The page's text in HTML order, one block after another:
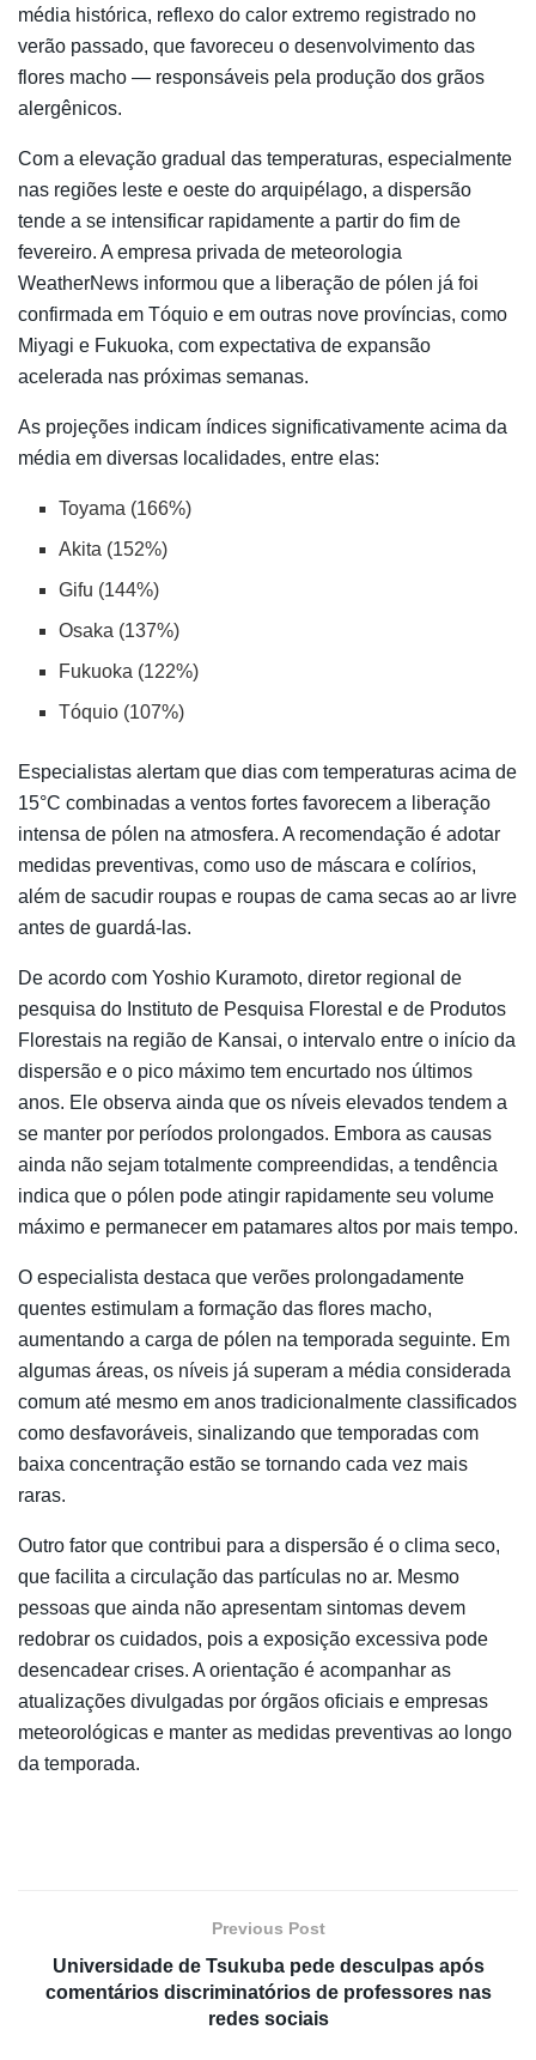
média histórica, reflexo do calor extremo registrado no
verão passado, que favoreceu o desenvolvimento das
flores macho — responsáveis pela produção dos grãos
alergênicos.
Com a elevação gradual das temperaturas, especialmente
nas regiões leste e oeste do arquipélago, a dispersão
tende a se intensificar rapidamente a partir do fim de
fevereiro. A empresa privada de meteorologia
WeatherNews informou que a liberação de pólen já foi
confirmada em Tóquio e em outras nove províncias, como
Miyagi e Fukuoka, com expectativa de expansão
acelerada nas próximas semanas.
As projeções indicam índices significativamente acima da
média em diversas localidades, entre elas:
Toyama (166%)
Akita (152%)
Gifu (144%)
Osaka (137%)
Fukuoka (122%)
Tóquio (107%)
Especialistas alertam que dias com temperaturas acima de
15°C combinadas a ventos fortes favorecem a liberação
intensa de pólen na atmosfera. A recomendação é adotar
medidas preventivas, como uso de máscara e colírios,
além de sacudir roupas e roupas de cama secas ao ar livre
antes de guardá-las.
De acordo com Yoshio Kuramoto, diretor regional de
pesquisa do Instituto de Pesquisa Florestal e de Produtos
Florestais na região de Kansai, o intervalo entre o início da
dispersão e o pico máximo tem encurtado nos últimos
anos. Ele observa ainda que os níveis elevados tendem a
se manter por períodos prolongados. Embora as causas
ainda não sejam totalmente compreendidas, a tendência
indica que o pólen pode atingir rapidamente seu volume
máximo e permanecer em patamares altos por mais tempo.
O especialista destaca que verões prolongadamente
quentes estimulam a formação das flores macho,
aumentando a carga de pólen na temporada seguinte. Em
algumas áreas, os níveis já superam a média considerada
comum até mesmo em anos tradicionalmente classificados
como desfavoráveis, sinalizando que temporadas com
baixa concentração estão se tornando cada vez mais
raras.
Outro fator que contribui para a dispersão é o clima seco,
que facilita a circulação das partículas no ar. Mesmo
pessoas que ainda não apresentam sintomas devem
redobrar os cuidados, pois a exposição excessiva pode
desencadear crises. A orientação é acompanhar as
atualizações divulgadas por órgãos oficiais e empresas
meteorológicas e manter as medidas preventivas ao longo
da temporada.
Previous Post
Universidade de Tsukuba pede desculpas após
comentários discriminatórios de professores nas
redes sociais